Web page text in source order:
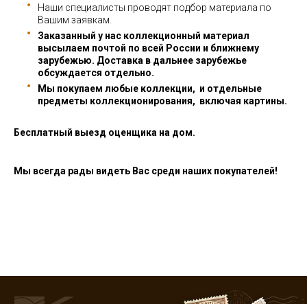
Наши специалисты проводят подбор материала по
Вашим заявкам.
Заказанный у нас коллекционный материал
высылаем почтой по всей России и ближнему
зарубежью. Доставка в дальнее зарубежье
обсуждается отдельно.
Мы покупаем любые коллекции, и отдельные
предметы коллекционирования, включая картины.
Бесплатный выезд оценщика на дом.
Мы всегда рады видеть Вас среди наших покупателей!